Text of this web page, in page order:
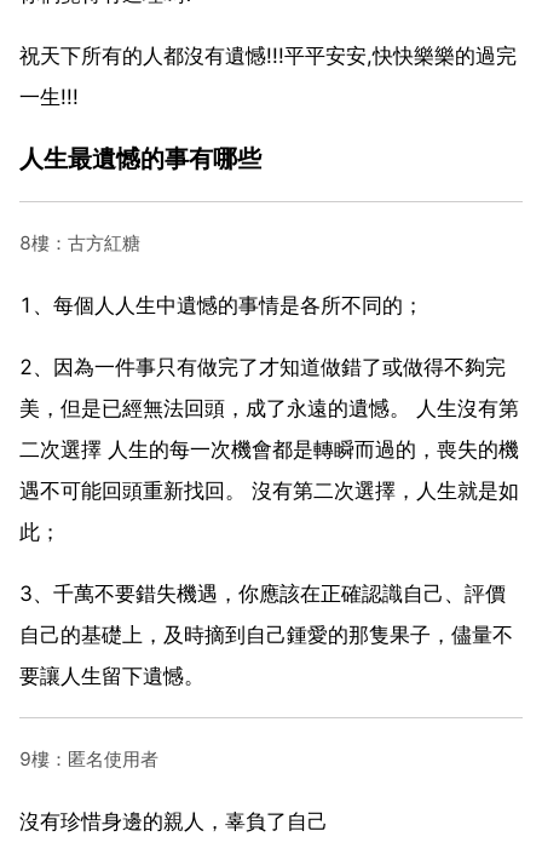
祝天下所有的人都沒有遺憾!!!平平安安,快快樂樂的過完
一生!!!
人生最遺憾的事有哪些
8樓：古方紅糖
1、每個人人生中遺憾的事情是各所不同的；
2、因為一件事只有做完了才知道做錯了或做得不夠完
美，但是已經無法回頭，成了永遠的遺憾。 人生沒有第
二次選擇 人生的每一次機會都是轉瞬而過的，喪失的機
遇不可能回頭重新找回。 沒有第二次選擇，人生就是如
此；
3、千萬不要錯失機遇，你應該在正確認識自己、評價
自己的基礎上，及時摘到自己鍾愛的那隻果子，儘量不
要讓人生留下遺憾。
9樓：匿名使用者
沒有珍惜身邊的親人，辜負了自己